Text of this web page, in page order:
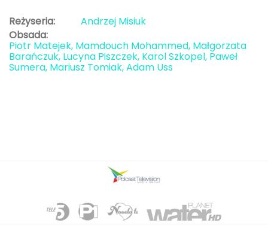
Reżyseria:
Andrzej Misiuk
Obsada:
Piotr Matejek, Mamdouch Mohammed, Małgorzata
Barańczuk, Lucyna Piszczek, Karol Szkopel, Paweł
Sumera, Mariusz Tomiak, Adam Uss